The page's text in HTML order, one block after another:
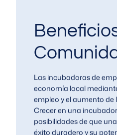
Las incubadoras de
economía local
empleo y el aumento de
Crecer en una
posibilidades de que
éxito duradero y su